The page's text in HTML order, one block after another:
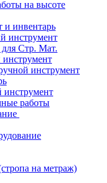
на высоте
и инвентарь
инструмент
Стр. Мат.
инструмент
инструмент
работы
на метраж)